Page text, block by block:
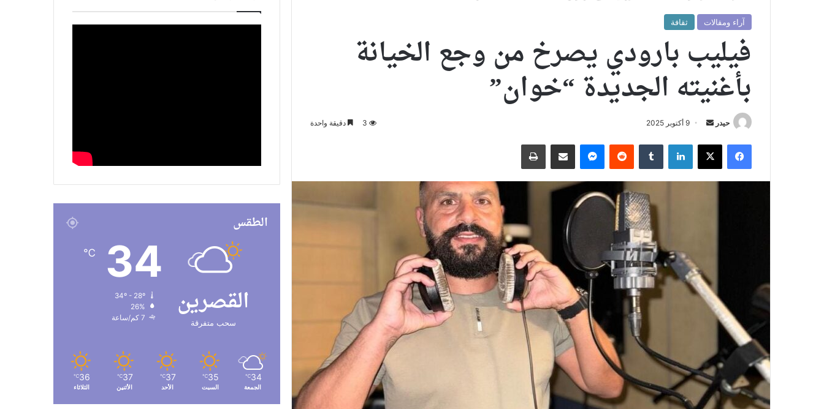
آراء ومقالات ثقافة
فيليب بارودي يصرخ من وجع الخيانة
بأغنيته الجديدة “خوان”
حيدر
أرسل
إلكترونيا
9 أكتوبر 2025 3 دقيقة واحدة
فيسبوك X لينكدإن ماسنجر نشر بالبريد الالكترونيطباعة
الطقس
القصرين
سحب متفرقة
34
℃
26%
7 كم/ساعة
34
℃
الجمعة
35
℃
السبت
37
℃
الأحد
37
℃
الأثنين
36
℃
الثلاثاء